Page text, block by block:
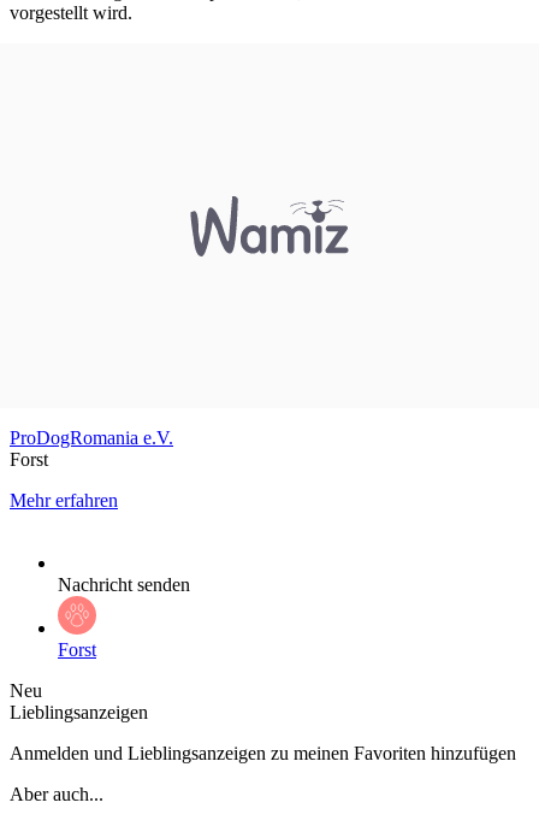
vorgestellt wird.
ProDogRomania e.V.
Forst
Mehr erfahren
Nachricht senden
Forst
Neu
Lieblingsanzeigen
Anmelden und Lieblingsanzeigen zu meinen Favoriten hinzufügen
Aber auch...